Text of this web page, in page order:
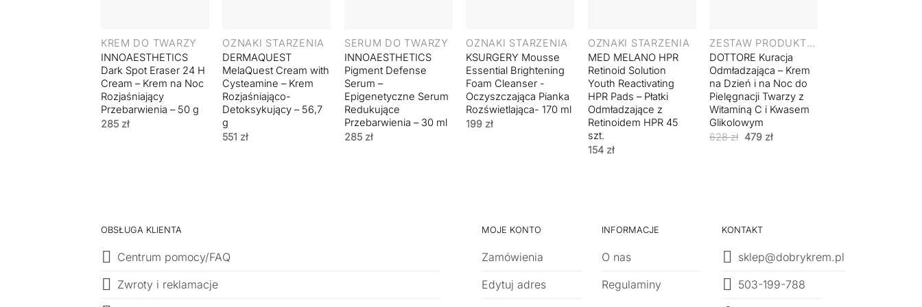
KREM DO TWARZY
INNOAESTHETICS
Dark Spot Eraser 24 H
Cream – Krem na Noc
Rozjaśniający
Przebarwienia – 50 g
285 zł
OZNAKI STARZENIA
DERMAQUEST
MelaQuest Cream with
Cysteamine – Krem
Rozjaśniająco-
Detoksykujący – 56,7
g
551 zł
SERUM DO TWARZY
INNOAESTHETICS
Pigment Defense
Serum –
Epigenetyczne Serum
Redukujące
Przebarwienia – 30 ml
285 zł
OZNAKI STARZENIA
KSURGERY Mousse
Essential Brightening
Foam Cleanser -
Oczyszczająca Pianka
Rozświetlająca- 170 ml
199 zł
OZNAKI STARZENIA
MED MELANO HPR
Retinoid Solution
Youth Reactivating
HPR Pads – Płatki
Odmładzające z
Retinoidem HPR 45
szt.
154 zł
ZESTAW PRODUKTOWY
DOTTORE Kuracja
Odmładzająca – Krem
na Dzień i na Noc do
Pielęgnacji Twarzy z
Witaminą C i Kwasem
Glikolowym
628zł Pierwotna
479 złAktualna
OBSŁUGA KLIENTA
Centrum pomocy/FAQ
Zwroty i reklamacje
MOJE KONTO
Zamówienia
Edytuj adres
INFORMACJE
O nas
Regulaminy
KONTAKT
sklep@dobrykrem.pl
503-199-788